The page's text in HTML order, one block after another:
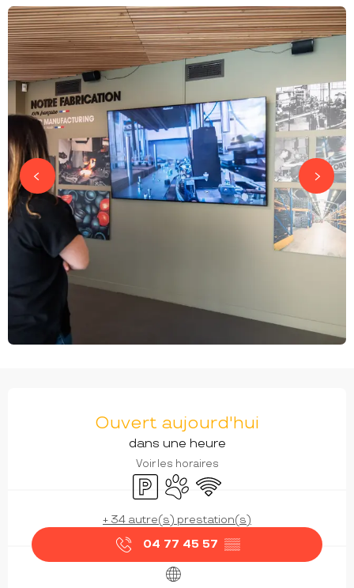
Ouvert aujourd'hui
dans une heure
Voir les horaires
ParkingAnimaux acceptés
WiFi
+ 34 autre(s) prestation(s)
04 77 45 57 ▒▒